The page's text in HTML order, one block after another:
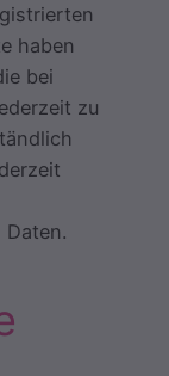
haben
bei
zu